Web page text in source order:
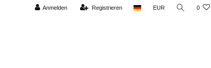
Anmelden Registrieren EUR 0